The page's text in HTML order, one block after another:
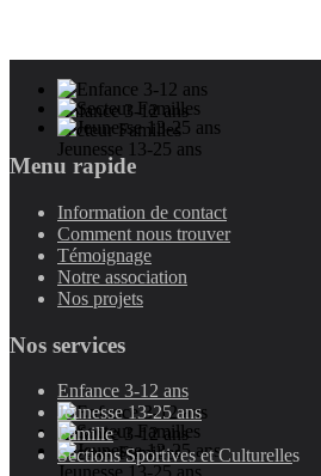
Enfance 3-12 ans
Enfance 3-12 ans
Secteur Familles
Secteur Familles
Jeunesse 13-25 ans
Jeunesse 13-25 ans
Menu rapide
Information de contact
Comment nous trouver
Témoignage
Notre association
Nos projets
Nos services
Enfance 3-12 ans
Jeunesse 13-25 ans
Famille
Sections Sportives et Culturelles